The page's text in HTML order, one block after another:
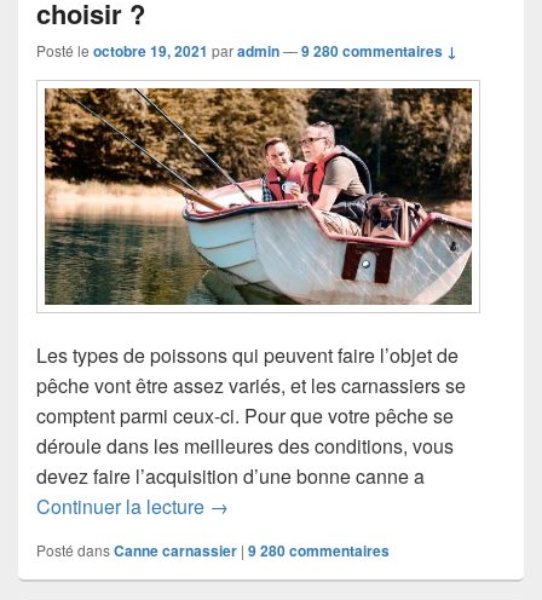
choisir ?
Posté le octobre 19, 2021 paradmin—9 280 commentaires ↓
Les types de poissons qui peuvent faire l’objet de
pêche vont être assez variés, et les carnassiers se
comptent parmi ceux-ci. Pour que votre pêche se
déroule dans les meilleures des conditions, vous
devez faire l’acquisition d’une bonne canne a
Continuer la lecture Quelle canne a peche carnassier
→
Posté dansCanne carnassier | 9 280commentaires